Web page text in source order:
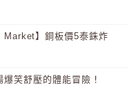
】銅板價5泰銖炸
笑舒壓的體能冒險！